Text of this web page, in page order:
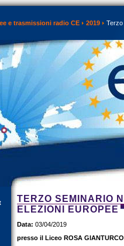
e trasmissioni radio CE 2019 Terzo
TERZO SEMINARIO
ELEZIONI EUROPEE
Data: 03/04/2019
presso il Liceo ROSA